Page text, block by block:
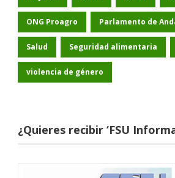
ONG Proagro Parlamento de
Salud Seguridad alimentaria
violencia de género
¿Quieres recibir ‘FSU